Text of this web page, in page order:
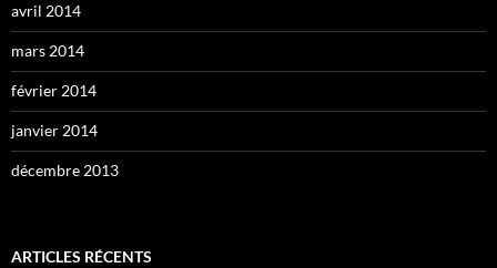
avril 2014
mars 2014
février 2014
janvier 2014
décembre 2013
ARTICLES RÉCENTS